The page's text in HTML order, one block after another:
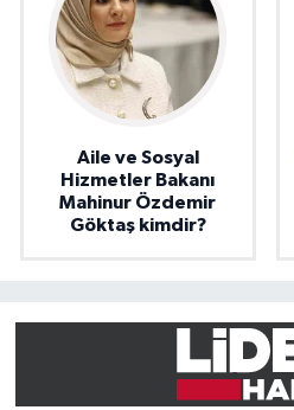
Aile ve Sosyal
Hizmetler Bakanı
Mahinur Özdemir
Göktaş kimdir?